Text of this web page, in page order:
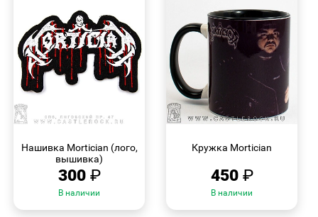
Нашивка Mortician (лого,
вышивка)
300 ₽
В наличии
Кружка Mortician
450 ₽
В наличии